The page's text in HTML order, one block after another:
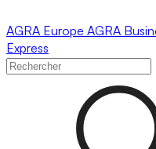
AGRA Europe AGRA
Express